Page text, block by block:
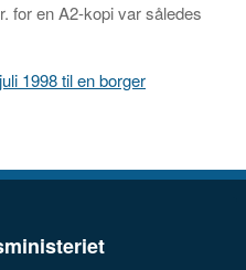
for en A2-kopi var således
1998 til en borger